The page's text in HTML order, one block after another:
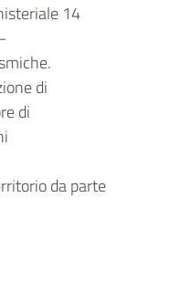
14
di
di
da parte